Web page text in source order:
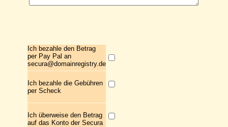
Ich bezahle den Betrag
per Pay Pal an
secura@domainregistry.de
Ich bezahle die Gebühren
per Scheck
Ich überweise den Betrag
auf das Konto der Secura